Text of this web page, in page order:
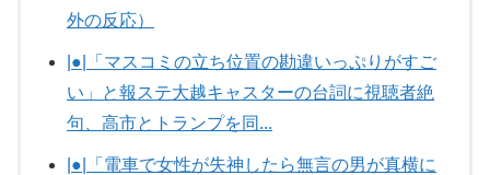
外の反応）
|●|「マスコミの立ち位置の勘違いっぷりがすご
い」と報ステ大越キャスターの台詞に視聴者絶
句、高市とトランプを同...
|●|「電車で女性が失神したら無言の男が真横に